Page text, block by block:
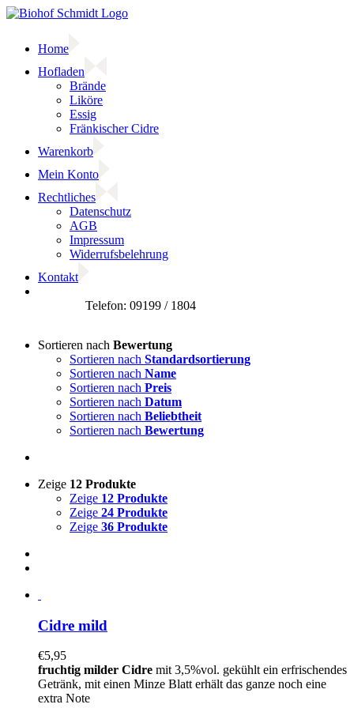
Zum
Home
Hofladen
Brände
Liköre
Essig
Fränkischer Cidre
Warenkorb
Mein Konto
Rechtliches
Datenschutz
AGB
Impressum
Widerrufsbelehrung
Kontakt
Sortieren nach Bewertung
Sortieren nach Standardsortierung
Sortieren nach Name
Sortieren nach Preis
Sortieren nach Datum
Sortieren nach Beliebtheit
Sortieren nach Bewertung
Zeige 12 Produkte
Zeige 12 Produkte
Zeige 24 Produkte
Zeige 36 Produkte
Cidre mild
€5,95
fruchtig milder Cidre mit 3,5%vol. gekühlt ein erfrischendes
Getränk, mit einen Minze Blatt erhält das ganze noch eine
extra Note